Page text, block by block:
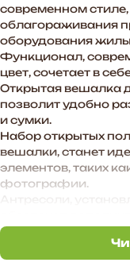
современном
облагораживания
оборудования
Функционал,
цвет, сочетает в
Открытая вешалка
позволит удобно
и сумки.
Набор открытых
вешалки, станет
элементов, таких
фотографии.
сезонной одежды,
Удобная и
аккуратно хранить